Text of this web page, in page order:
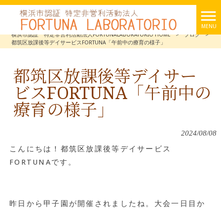
MENU
横浜市認証 特定非営利活動法人FORTUNALABORATORIO HOME
> ブログ
>
都筑区放課後等デイサービスFORTUNA「午前中の療育の様子」
都筑区放課後等デイサー
ビスFORTUNA「午前中の
療育の様子」
2024/08/08
こんにちは！都筑区放課後等デイサービス
FORTUNAです。
昨日から甲子園が開催されましたね。大会一日目か